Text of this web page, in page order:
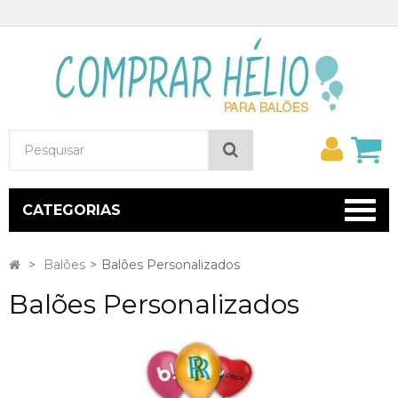
conta
CATEGORIAS
> Balões > Balões Personalizados
Balões Personalizados